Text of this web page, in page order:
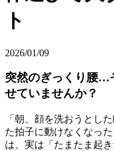
ト
2026/01/09
突然のぎっくり腰…
せていませんか？
「朝、顔を洗おうとし
た拍子に動けなくなっ
は、実は「たまたま起